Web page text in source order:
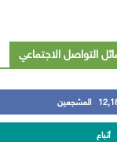
التواصل الاجتماعي
المشجعين
أتباع